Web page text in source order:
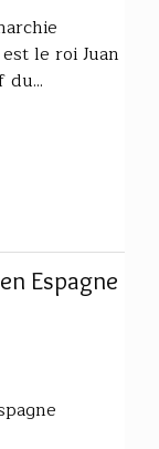
le roi Juan
Espagne